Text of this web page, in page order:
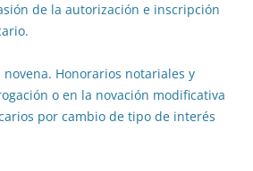
de la autorización e inscripción
Honorarios notariales y
o en la novación modificativa
por cambio de tipo de interés